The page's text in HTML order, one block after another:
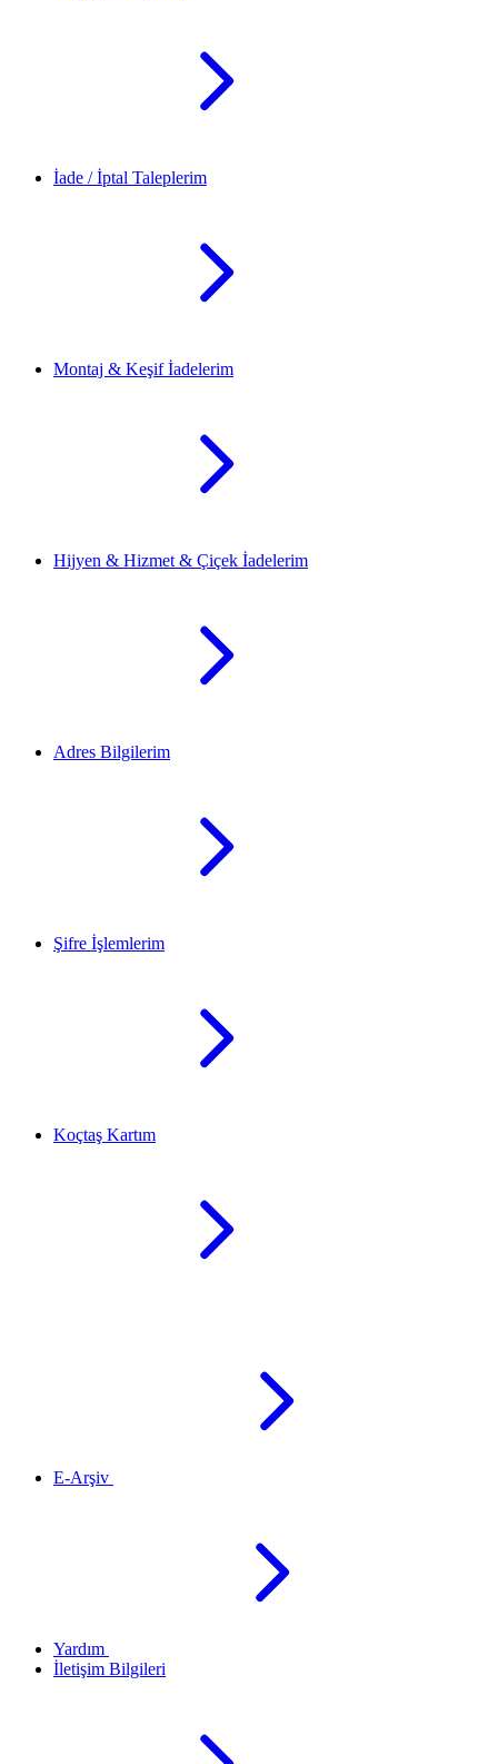
İade / İptal Taleplerim
Montaj & Keşif İadelerim
Hijyen & Hizmet & Çiçek İadelerim
Adres Bilgilerim
Şifre İşlemlerim
Koçtaş Kartım
E-Arşiv
Yardım
İletişim Bilgileri